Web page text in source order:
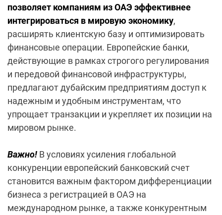
позволяет компаниям из ОАЭ эффективнее
интегрироваться в мировую экономику,
расширять клиентскую базу и оптимизировать
финансовые операции. Европейские банки,
действующие в рамках строгого регулирования
и передовой финансовой инфраструктуры,
предлагают дубайским предприятиям доступ к
надежным и удобным инструментам, что
упрощает транзакции и укрепляет их позиции на
мировом рынке.
Важно! В условиях усиления глобальной
конкуренции европейский банковский счет
становится важным фактором дифференциации
бизнеса з регистрацией в ОАЭ на
международном рынке, а также конкурентным